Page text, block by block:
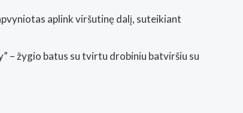
aplink viršutinę dalį, suteikiant
– žygio batus su tvirtu drobiniu batviršiu su